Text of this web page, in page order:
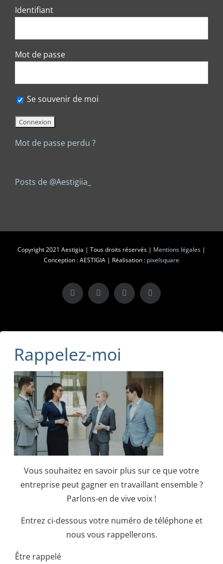
Identifiant
Mot de passe
Se souvenir de moi
Mot de passe perdu ?
Posts de @Aestigiia_
Copyright 2021 Aestigia | Tous droits réservés | Mentions légales |
Conception : AESTIGIA | Réalisation : pixelsquare
X LinkedInInstagramFacebook
Rappelez-moi
Vous souhaitez en savoir plus sur ce que votre
entreprise peut gagner en travaillant ensemble ?
Parlons-en de vive voix !
Entrez ci-dessous votre numéro de téléphone et
nous vous rappellerons.
Être rappelé